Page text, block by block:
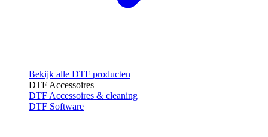
Bekijk alle DTF producten
DTF Accessoires
DTF Accessoires & cleaning
DTF Software